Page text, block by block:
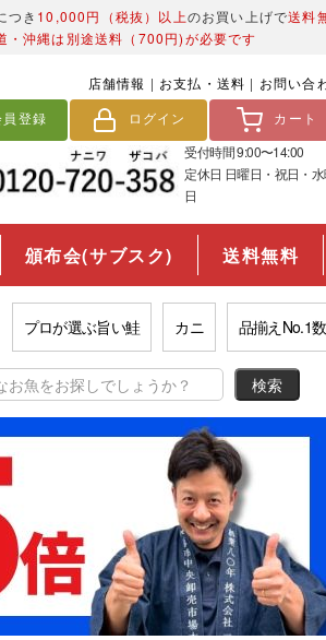
つき 10,000円（税抜）以上のお買い上げで送料
・沖縄は別途送料（700円)が必要です
店舗情報 | お支払・送料 | お問い合
員登録
ログイン
カート
受付時間 9:00〜14:00
定休日 日曜日・祝日・
日
頒布会(サブスク) 送料無料
プロが選ぶ旨い鮭 品揃えNo.1数の子